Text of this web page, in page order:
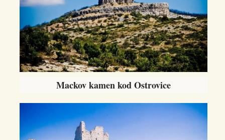
Mackov kamen kod Ostrovice